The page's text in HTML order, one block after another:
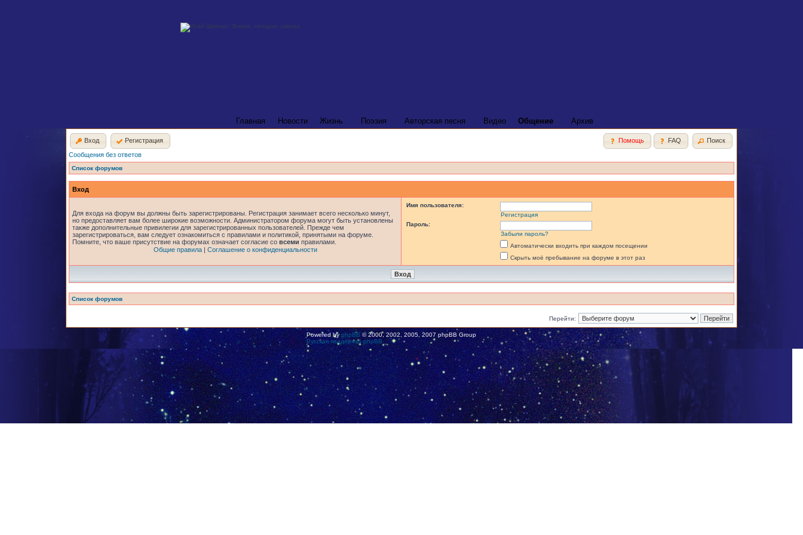
Главная Новости Жизнь Поэзия Авторская песня Видео Общение Архив
Вход Регистрация Помощь FAQ
Поиск
Сообщения без ответов
Список форумов
Вход
Для входа на форум вы должны быть зарегистрированы. Регистрация занимает всего несколько минут,
но предоставляет вам более широкие возможности. Администратором форума могут быть установлены
также дополнительные привилегии для зарегистрированных пользователей. Прежде чем
зарегистрироваться, вам следует ознакомиться с правилами и политикой, принятыми на форуме.
Помните, что ваше присутствие на форумах означает согласие со всеми правилами.
Общие правила| Соглашение о конфиденциальности
Имя пользователя:
Регистрация
Пароль:
Забыли пароль?
Автоматически входить при каждом посещении
Скрыть моё пребывание на форуме в этот раз
Список форумов
Перейти:
Powered byphpBB© 2000, 2002, 2005, 2007 phpBB Group
Русская поддержка phpBB